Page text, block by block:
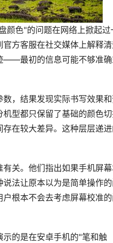
颜色"的问题在网络上掀起过
方客服在社交媒体上解释
——最初的信息可能不够准
，结果发现实际书写效果
型都只保留了基础的颜色
在较大差异。这种层层递
关。他们指出如果手机屏
法让原本以为是简单操作的
根本不会去考虑屏幕校准的
的是在安卓手机的"笔和触